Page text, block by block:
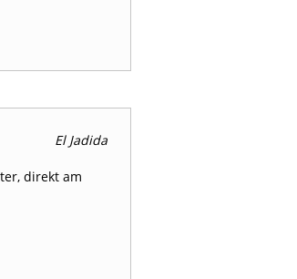
El Jadida
direkt am